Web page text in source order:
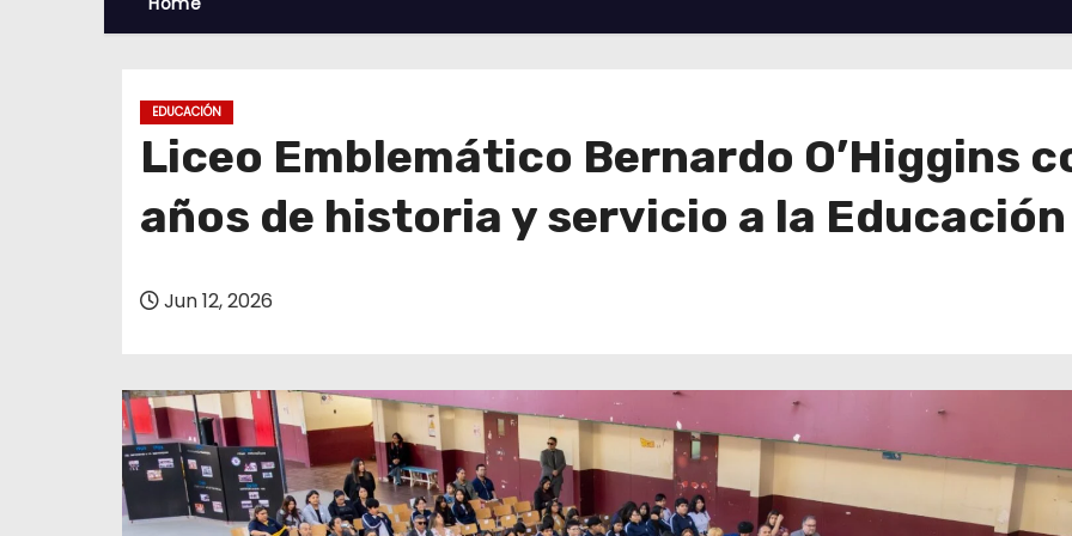
EDUCACIÓN
Liceo Emblemático Bernardo O’Higgins
años de historia y servicio a la
Jun 12, 2026